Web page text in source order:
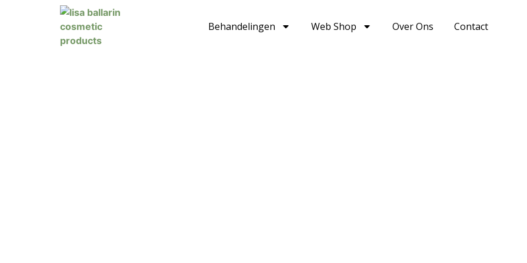
Behandelingen Web Shop Over Ons Contact